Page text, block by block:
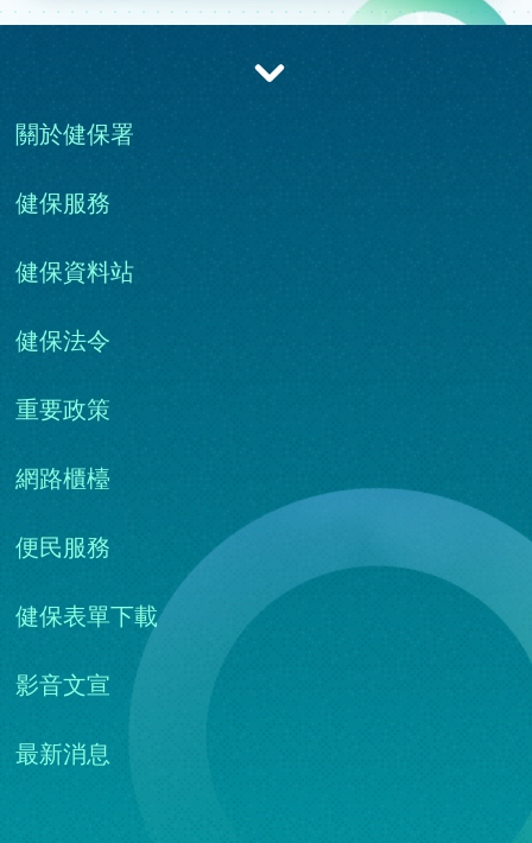
關於健保署
健保服務
健保資料站
健保法令
重要政策
網路櫃檯
便民服務
健保表單下載
影音文宣
最新消息